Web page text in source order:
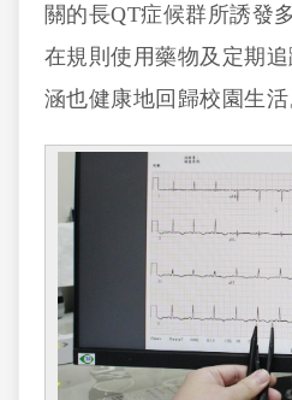
關的長QT症候群所誘發
在規則使用藥物及定期
涵也健康地回歸校園生活